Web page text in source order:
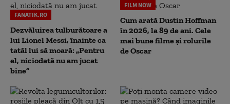
FANATIK.RO
Dezvăluirea tulburătoare a
lui Lionel Messi, înainte ca
tatăl lui să moară: „Pentru
el, niciodată nu am jucat
bine”
FILM NOW
Cum arată Dustin Hoffman
în 2026, la 89 de ani. Cele
mai bune filme și rolurile
de Oscar